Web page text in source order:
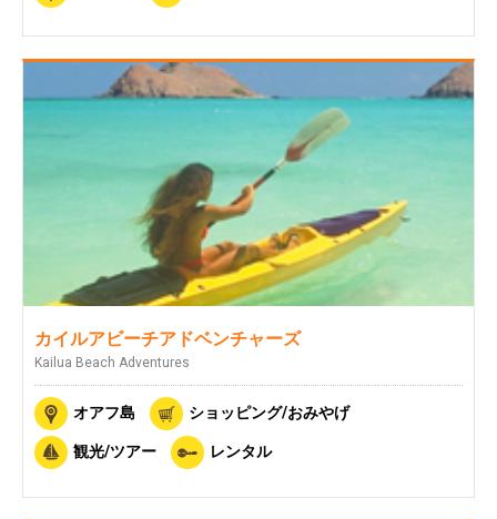
カイルアビーチアドベンチャーズ
Kailua Beach Adventures
オアフ島 ショッピング/おみやげ
観光/ツアー レンタル